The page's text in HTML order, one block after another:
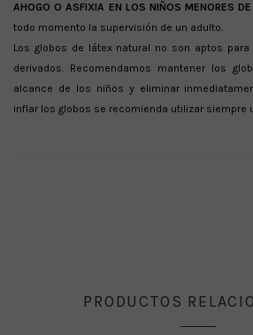
AHOGO O ASFIXIA EN LOS NIÑOS MENORES
todo momento la supervisión de un adulto.
Los globos de látex natural no son aptos
derivados. Recomendamos mantener los
alcance de los niños y eliminar
inflar los globos se recomienda utilizar siempre
PRODUCTOS